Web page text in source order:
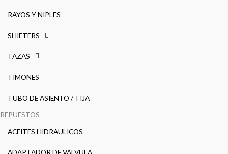
RAYOS Y NIPLES
SHIFTERS
TAZAS
TIMONES
TUBO DE ASIENTO / TIJA
REPUESTOS
ACEITES HIDRAULICOS
ADAPTADOR DE VÁLVULA